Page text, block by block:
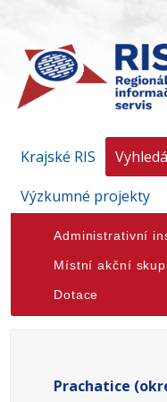
Krajské RIS
Výzkumné projekty
Administrativní
Místní akční
Dotace
Prachatice